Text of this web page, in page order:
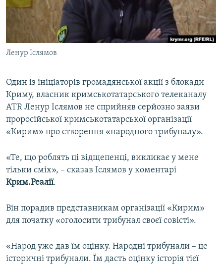
СВІДЧЕННЯ ОКУПАЦІЇ
УКРАЇНСЬКА ПРОБЛЕМА КРИМУ
ІНФОГРАФІКА
Qırımtatar
ДОЛУЧАЙСЯ!
Усі сайти RFE/RL
Ленур Іслямов
Один із ініціаторів громадянської акції з блокади
Криму, власник кримськотатарського телеканалу
АТR Ленур Іслямов не сприйняв серйозно заяви
проросійської кримськотатарської організації
«Кирим» про створення «народного трибуналу».
«Те, що роблять ці відщепенці, викликає у мене
тільки сміх», – сказав Іслямов у коментарі
Крим.Реалії.
Він порадив представникам організації «Кирим»
для початку «оголосити трибунал своєї совісті».
«Народ уже дав їм оцінку. Народні трибунали – це
історичні трибунали. Їм дасть оцінку історія тієї